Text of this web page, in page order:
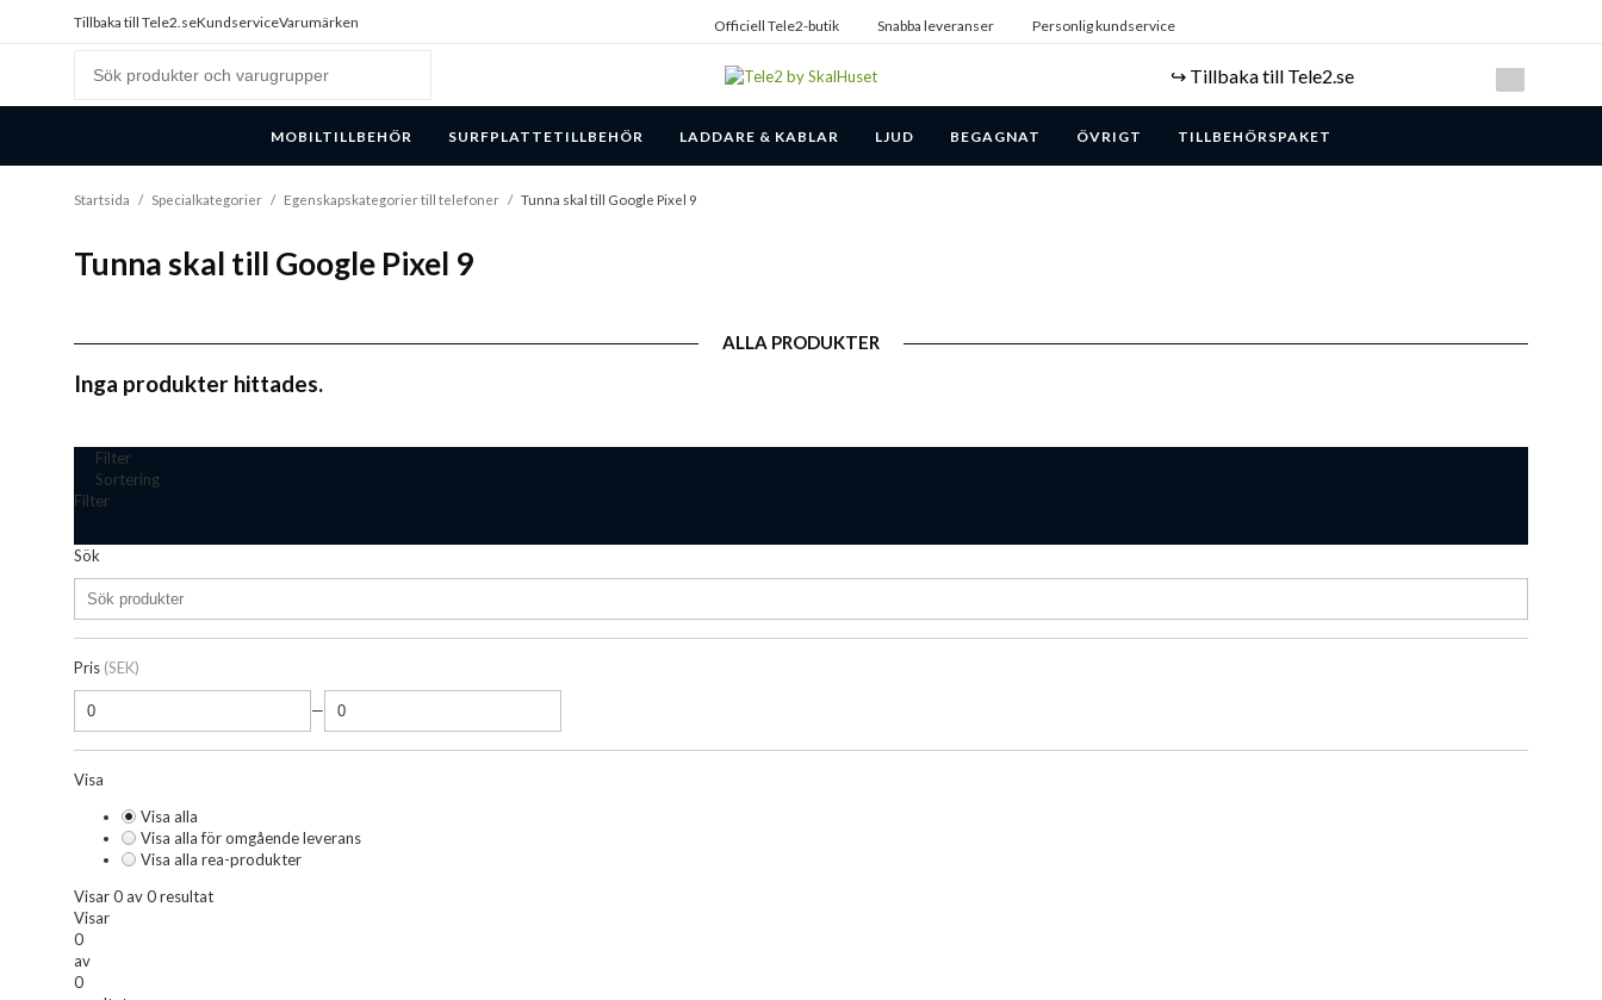
Tillbaka till Tele2.seKundserviceVarumärken Officiell Tele2-butik Snabba leveranser Personlig kundservice
↪️ Tillbaka till Tele2.se
MOBILTILLBEHÖR SURFPLATTETILLBEHÖR LADDARE & KABLAR LJUD BEGAGNAT ÖVRIGT TILLBEHÖRSPAKET
Startsida / Specialkategorier / Egenskapskategorier till telefoner / Tunna skal till Google Pixel 9
Tunna skal till Google Pixel 9
ALLA PRODUKTER
Inga produkter hittades.
Filter
Sortering
Filter
Sök
Pris (SEK)
—
Visa
Visa alla
Visa alla för omgående leverans
Visa alla rea-produkter
Visar 0 av 0 resultat
Visar
0
av
0